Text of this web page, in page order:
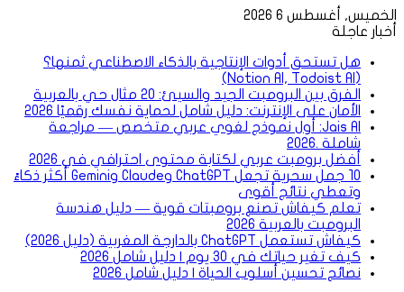
الخميس, أغسطس 6 2026
أخبار عاجلة
هل تستحق أدوات الإنتاجية بالذكاء الاصطناعي ثمنها؟
(Notion AI, Todoist AI)
الفرق بين البرومبت الجيد والسيئ: 20 مثال حي بالعربية
الأمان على الإنترنت: دليل شامل لحماية نفسك رقميًا 2026
Jais AI: أول نموذج لغوي عربي متخصص — مراجعة
شاملة .2026
أفضل برومبت عربي لكتابة محتوى احترافي في 2026
10 جمل سحرية تجعل ChatGPT وClaude وGemini أكثر ذكاءً
وتعطي نتائج أقوى
تعلم كيفاش تصنع برومبتات قوية — دليل هندسة
البرومبت بالعربية 2026
كيفاش تستعمل ChatGPT بالدارجة المغربية (دليل 2026)
كيف تغير حياتك في 30 يوم | دليل شامل 2026
نصائح تحسين أسلوب الحياة | دليل شامل 2026